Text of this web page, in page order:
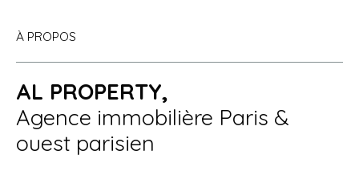
À PROPOS
AL PROPERTY,
Agence immobilière Paris &
ouest parisien